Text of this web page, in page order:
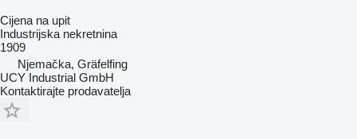
Cijena na upit
Industrijska nekretnina
1909
Njemačka, Gräfelfing
UCY Industrial GmbH
Kontaktirajte prodavatelja